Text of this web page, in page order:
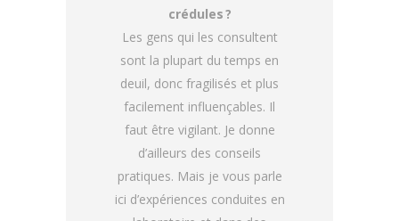
crédules ?
Les gens qui les consultent
sont la plupart du temps en
deuil, donc fragilisés et plus
facilement influençables. Il
faut être vigilant. Je donne
d’ailleurs des conseils
pratiques. Mais je vous parle
ici d’expériences conduites en